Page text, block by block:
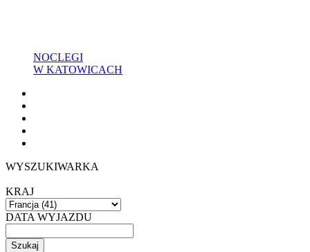
NOCLEGI
W KATOWICACH
WYSZUKIWARKA
KRAJ
DATA WYJAZDU